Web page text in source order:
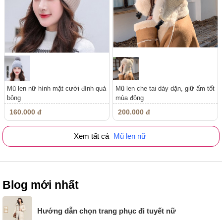
Mũ len nữ hình mặt cười đính quả
bông
160.000 đ
Mũ len che tai dày dặn, giữ ấm tốt
mùa đông
200.000 đ
Xem tất cả Mũ len nữ
Blog mới nhất
Hướng dẫn chọn trang phục đi tuyết nữ